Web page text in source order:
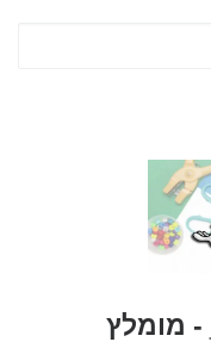
- מומלץ